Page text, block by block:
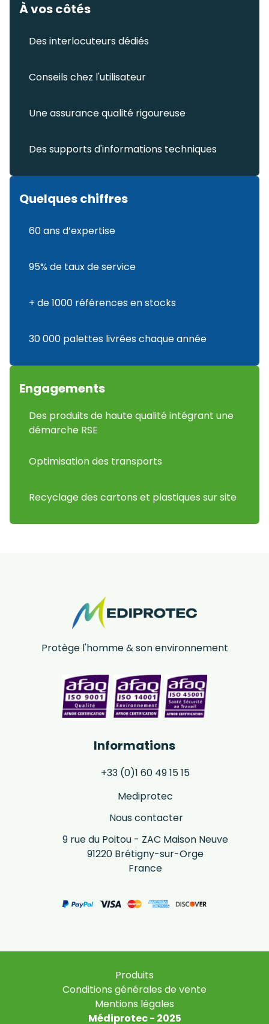
À vos côtés
Des interlocuteurs dédiés
Conseils chez l'utilisateur
Une assurance qualité rigoureuse
Des supports d'informations techniques
Quelques chiffres
60 ans d’expertise
95% de taux de service
+ de 1000 références en stocks
30 000 palettes livrées chaque année
Engagements
Des produits de haute qualité intégrant une
démarche RSE
Optimisation des transports
Recyclage des cartons et plastiques sur site
Protège l'homme & son environnement
Informations
+33 (0)1 60 49 15 15
Mediprotec
Nous contacter
9 rue du Poitou - ZAC Maison Neuve
91220 Brétigny-sur-Orge
France
Produits
Conditions générales de vente
Mentions légales
Médiprotec - 2025